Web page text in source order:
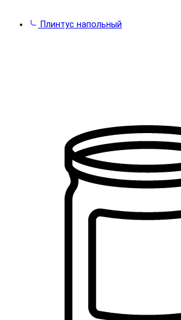
Плинтус напольный